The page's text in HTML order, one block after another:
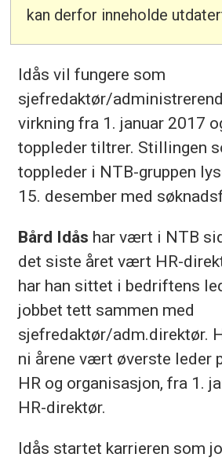
kan derfor inneholde
Idås vil fungere som
sjefredaktør/
virkning fra 1. januar 2017
toppleder tiltrer. Stillingen
toppleder i NTB-gruppen
15. desember med
Bård Idås har vært i NTB
det siste året vært HR-
har han sittet i bedriftens
jobbet tett sammen med
sjefredaktør/adm.direktør.
ni årene vært øverste leder
HR og organisasjon, fra 1.
HR-direktør.
Idås startet karrieren som